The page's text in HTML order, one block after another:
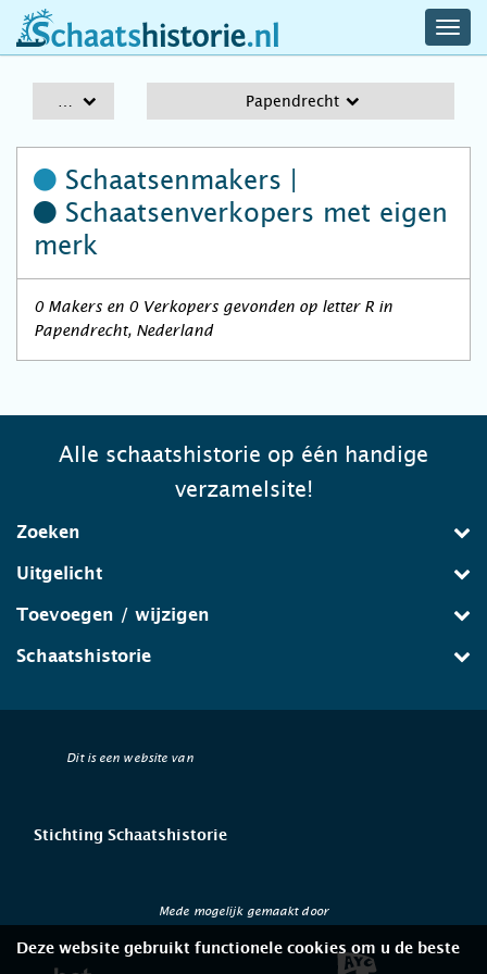
schaatshistorie.nl
Papendrecht
Schaatsenmakers |
Schaatsenverkopers met eigen
merk
0 Makers en 0 Verkopers gevonden op letter R in
Papendrecht, Nederland
Alle schaatshistorie op één handige
verzamelsite!
Zoeken
Uitgelicht
Toevoegen / wijzigen
Schaatshistorie
Dit is een website van
Stichting Schaatshistorie
Mede mogelijk gemaakt door
Deze website gebruikt functionele cookies om u de beste